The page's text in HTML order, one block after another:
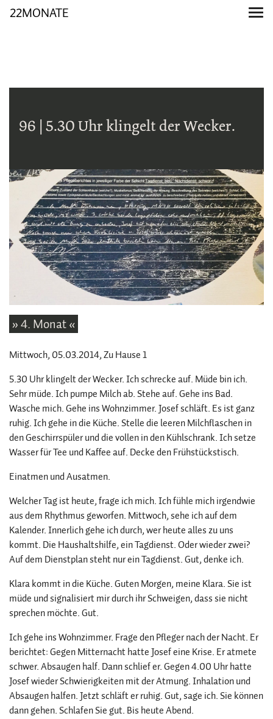
22MONATE
96 | 5.30 Uhr klingelt der Wecker.
» 4. Monat «
Mittwoch, 05.03.2014, Zu Hause 1
5.30 Uhr klingelt der Wecker. Ich schrecke auf. Müde bin ich.
Sehr müde. Ich pumpe Milch ab. Stehe auf. Gehe ins Bad.
Wasche mich. Gehe ins Wohnzimmer. Josef schläft. Es ist ganz
ruhig. Ich gehe in die Küche. Stelle die leeren Milchflaschen in
den Geschirrspüler und die vollen in den Kühlschrank. Ich setze
Wasser für Tee und Kaffee auf. Decke den Frühstückstisch.
Einatmen und Ausatmen.
Welcher Tag ist heute, frage ich mich. Ich fühle mich irgendwie
aus dem Rhythmus geworfen. Mittwoch, sehe ich auf dem
Kalender. Innerlich gehe ich durch, wer heute alles zu uns
kommt. Die Haushaltshilfe, ein Tagdienst. Oder wieder zwei?
Auf dem Dienstplan steht nur ein Tagdienst. Gut, denke ich.
Klara kommt in die Küche. Guten Morgen, meine Klara. Sie ist
müde und signalisiert mir durch ihr Schweigen, dass sie nicht
sprechen möchte. Gut.
Ich gehe ins Wohnzimmer. Frage den Pfleger nach der Nacht. Er
berichtet: Gegen Mitternacht hatte Josef eine Krise. Er atmete
schwer. Absaugen half. Dann schlief er. Gegen 4.00 Uhr hatte
Josef wieder Schwierigkeiten mit der Atmung. Inhalation und
Absaugen halfen. Jetzt schläft er ruhig. Gut, sage ich. Sie können
dann gehen. Schlafen Sie gut. Bis heute Abend.